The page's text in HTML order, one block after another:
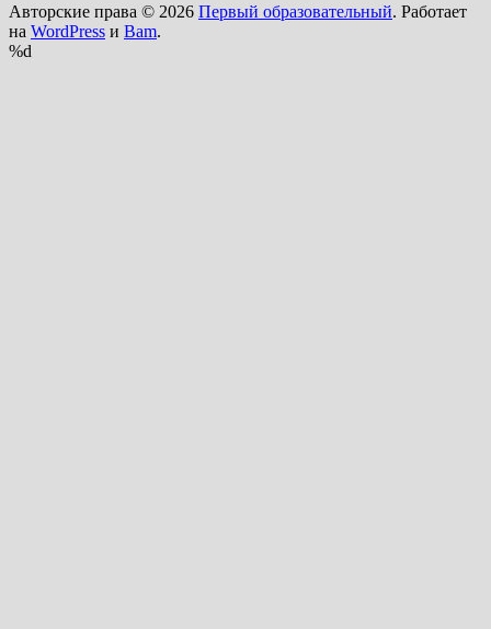
Авторские права © 2026 Первый образовательный. Работает
на WordPress и Bam.
%d